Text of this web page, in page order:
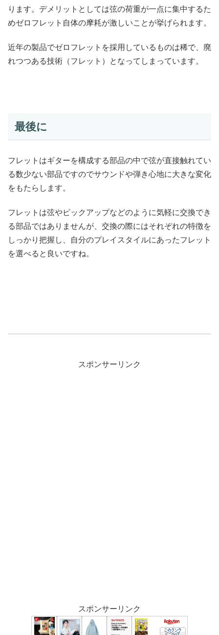
ります。デメリットとしては弦の荷重が一点に集中するた
めゼロフレット自体の摩耗が激しいことが挙げられます。
近年の製品でゼロフレットを採用しているものは稀で、廃
れつつある技術（フレット）となってしまっています。
最後に
フレットはギターを構成する部品の中で弦が直接触れてい
る数少ない部品ですのでサウンドや弾き心地に大きな変化
をもたらします。
フレットは弦やピックアップなどのように気軽に交換でき
る部品ではありませんが、交換の際にはそれぞれの特徴を
しっかり把握し、自分のプレイスタイルにあったフレット
を選べると良いですね。
スポンサーリンク
スポンサーリンク